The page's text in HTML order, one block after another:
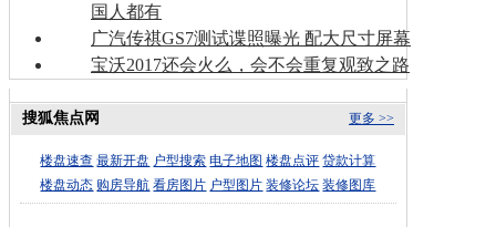
国人都有
广汽传祺GS7测试谍照曝光 配大尺寸屏幕
宝沃2017还会火么，会不会重复观致之路
更多 >>
搜狐焦点网
楼盘速查 最新开盘 户型搜索 电子地图 楼盘点评 贷款计算
楼盘动态 购房导航 看房图片 户型图片 装修论坛 装修图库